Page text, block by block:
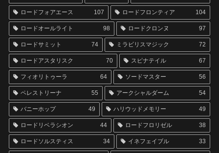
ロードフォアエース 107 ロードフロンティア 104
ロードオールライト 98 ロードクロンヌ 97
ロードサミット 74 ミラビリスマジック 72
ロードアスタリスク 70 スピナテイル 67
フィオリトゥーラ 64 ソードマスター 56
ペレストリーナ 55 アークシャルダーム 54
バニーホップ 49 ハリウッドメモリー 49
ロードリベラシオン 44 ロードフロリゼル 38
ロードソルスティス 34 イネフェイブル 33